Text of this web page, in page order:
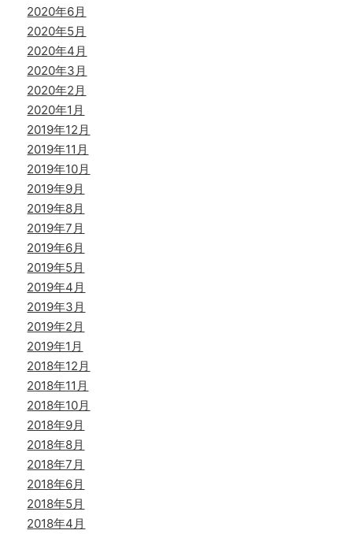
2020年6月
2020年5月
2020年4月
2020年3月
2020年2月
2020年1月
2019年12月
2019年11月
2019年10月
2019年9月
2019年8月
2019年7月
2019年6月
2019年5月
2019年4月
2019年3月
2019年2月
2019年1月
2018年12月
2018年11月
2018年10月
2018年9月
2018年8月
2018年7月
2018年6月
2018年5月
2018年4月